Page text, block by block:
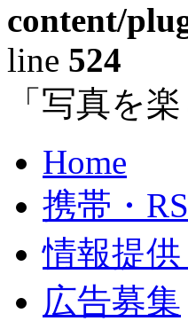
content/
line 524
「写真を
Home
携帯・
情報提
広告募集